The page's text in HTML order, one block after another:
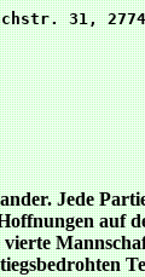
31,
Jede
auf